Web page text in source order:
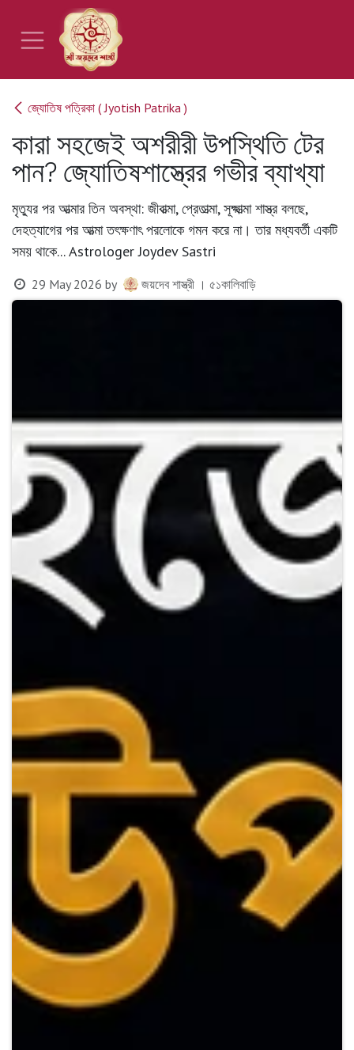
Skip to Content
জ্যোতিষ পত্রিকা ( Jyotish Patrika )
কারা সহজেই অশরীরী উপস্থিতি টের
পান? জ্যোতিষশাস্ত্রের গভীর ব্যাখ্যা
মৃত্যুর পর আত্মার তিন অবস্থা: জীবাত্মা, প্রেতাত্মা, সূক্ষ্মাত্মা শাস্ত্র বলছে,
দেহত্যাগের পর আত্মা তৎক্ষণাৎ পরলোকে গমন করে না। তার মধ্যবর্তী একটি
সময় থাকে... Astrologer Joydev Sastri
29 May 2026 by জয়দেব শাস্ত্রী । ৫১কালিবাড়ি